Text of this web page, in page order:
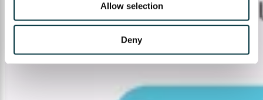
Allow selection
Deny